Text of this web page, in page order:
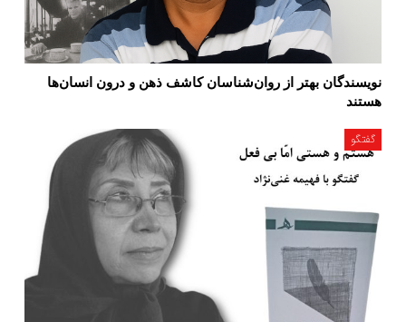
نویسندگان بهتر از روان‌شناسان کاشف ذهن و درون انسان‌ها
هستند
گفتگو